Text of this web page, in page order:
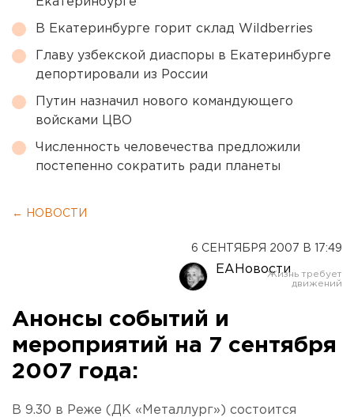
В Екатеринбурге горит склад Wildberries
Главу узбекской диаспоры в Екатеринбурге
депортировали из России
Путин назначил нового командующего
войсками ЦВО
Численность человечества предложили
постепенно сократить ради планеты
← НОВОСТИ
6 СЕНТЯБРЯ 2007 В 17:49
ЕАНовости
Анонсы событий и
мероприятий на 7 сентября
2007 года:
В 9.30 в Реже (ДК «Металлург») состоится